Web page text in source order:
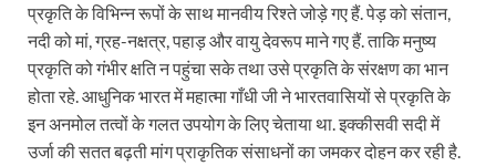
प्रकृति के विभिन्न रूपों के साथ मानवीय रिश्ते जोड़े गए हैं. पेड़ को संतान,
नदी को मां, ग्रह-नक्षत्र, पहाड़ और वायु देवरूप माने गए हैं. ताकि मनुष्य
प्रकृति को गंभीर क्षति न पहुंचा सके तथा उसे प्रकृति के संरक्षण का भान
होता रहे. आधुनिक भारत में महात्मा गाँधी जी ने भारतवासियों से प्रकृति के
इन अनमोल तत्वों के गलत उपयोग के लिए चेताया था. इक्कीसवी सदी में
उर्जा की सतत बढ़ती मांग प्राकृतिक संसाधनों का जमकर दोहन कर रही है.